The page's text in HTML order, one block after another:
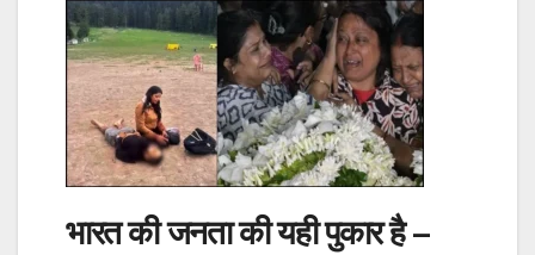
भारत की जनता की यही पुकार है –